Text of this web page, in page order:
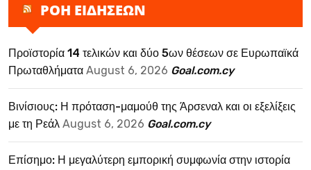
ΡΟΗ ΕΙΔΗΣΕΩΝ
Προϊστορία 14 τελικών και δύο 5ων θέσεων σε Ευρωπαϊκά
Πρωταθλήματα August 6, 2026 Goal.com.cy
Βινίσιους: Η πρόταση-μαμούθ της Άρσεναλ και οι εξελίξεις
με τη Ρεάλ August 6, 2026 Goal.com.cy
Επίσημο: Η μεγαλύτερη εμπορική συμφωνία στην ιστορία